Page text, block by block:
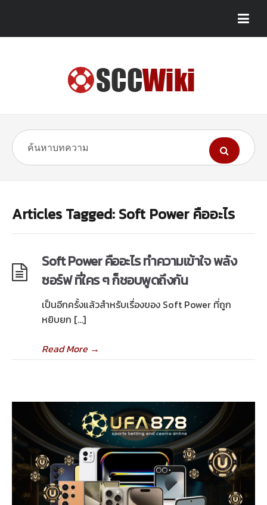
Articles Tagged: Soft Power คืออะไร
Soft Power คืออะไร ทำความเข้าใจ พลัง
ซอร์ฟ ที่ใคร ๆ ก็ชอบพูดถึงกัน
เป็นอีกครั้งแล้วสำหรับเรื่องของ Soft Power ที่ถูก
หยิบยก […]
Read More→